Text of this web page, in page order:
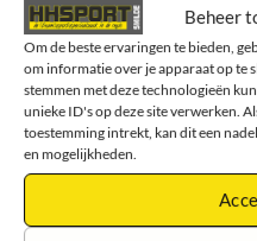
Beheer
Om de beste ervaringen te bieden,
om informatie over je apparaat op te
stemmen met deze technologieën
unieke ID's op deze site verwerken.
toestemming intrekt, kan dit een
en mogelijkheden.